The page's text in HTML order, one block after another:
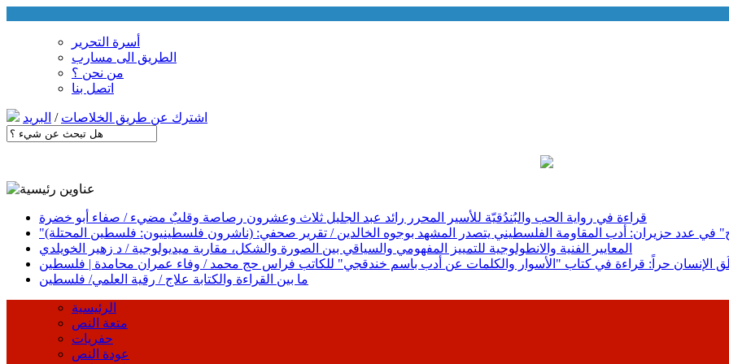
أسرة التحرير
الطريق الى مسارب
من نحن ؟
اتصل بنا
اشترك عن طريق الخلاصات / البريد
قراءة في رواية الحب والبُندُقيّة للأسير المحرر رائد عبد الجليل ثلاث وعشرون رصاصة وقلبٌ مضيء / صفاء أبو خضرة
في عدد حزيران: أدب المقاومة الفلسطيني يتصدر المشهد بوجوه الخالدين / تقرير صحفي: (ناشرون فلسطينيون: فلسطين المحتلة)
المعايير الفنية والانطولوجية للتمييز المفهومي والسياقي بين الصورة والشكل، مقاربة ميديولوجية / د زهير الخويلدي
الإنسان حراً: قراءة في كتاب "الأسوار والكلمات عن أدب باسم خندقجي" للكاتب فراس حج محمد / وفاء عمران محامدة | فلسطين
ما بين القراءة والكتابة علاج / رقية العلمي/ فلسطين
الرئيسية
متعة النص
حفريات
عودة النص